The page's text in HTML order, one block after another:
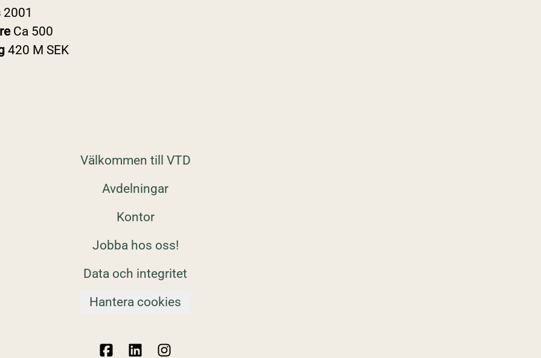
2001
Ca 500
420 M SEK
Välkommen till VTD
Avdelningar
Kontor
Jobba hos oss!
Data och integritet
Hantera cookies